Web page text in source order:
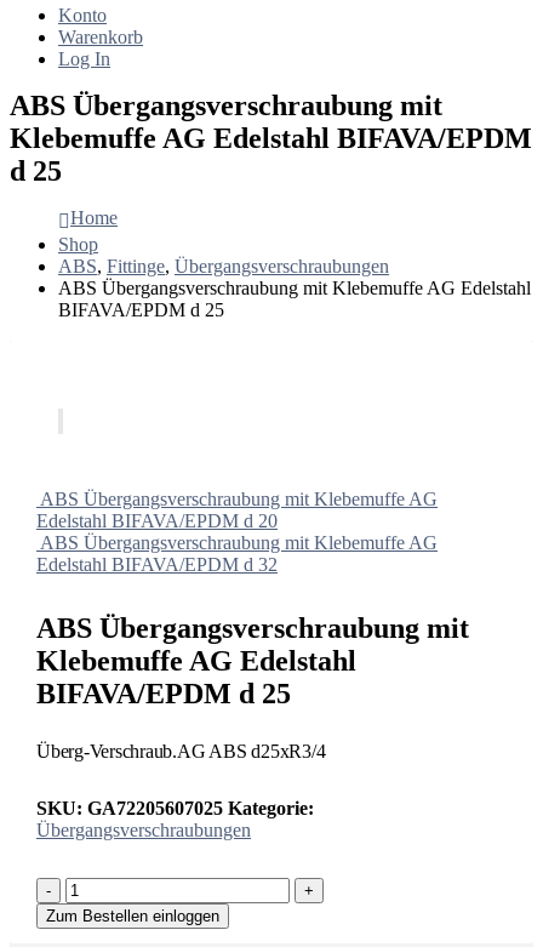
Konto
Warenkorb
Log In
ABS Übergangsverschraubung mit
Klebemuffe AG Edelstahl BIFAVA/EPDM
d 25
Home
Shop
ABS, Fittinge, Übergangsverschraubungen
ABS Übergangsverschraubung mit Klebemuffe AG Edelstahl
BIFAVA/EPDM d 25
ABS Übergangsverschraubung mit Klebemuffe AG
Edelstahl BIFAVA/EPDM d 20
ABS Übergangsverschraubung mit Klebemuffe AG
Edelstahl BIFAVA/EPDM d 32
ABS Übergangsverschraubung mit
Klebemuffe AG Edelstahl
BIFAVA/EPDM d 25
Überg-Verschraub.AG ABS d25xR3/4
SKU: GA72205607025 Kategorie:
Übergangsverschraubungen
-
+
Zum Bestellen einloggen